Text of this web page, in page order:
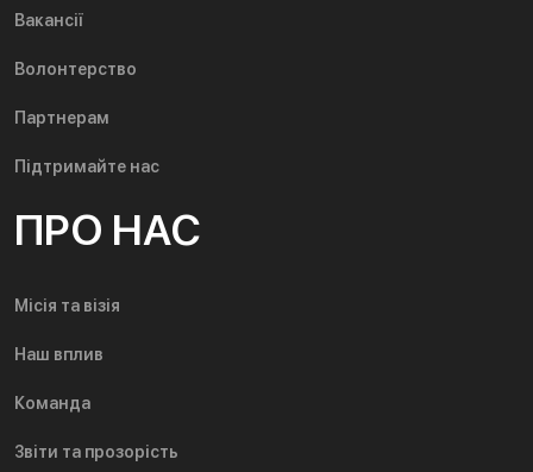
Вакансії
Волонтерство
Партнерам
Підтримайте нас
ПРО НАС
Місія та візія
Наш вплив
Команда
Звіти та прозорість